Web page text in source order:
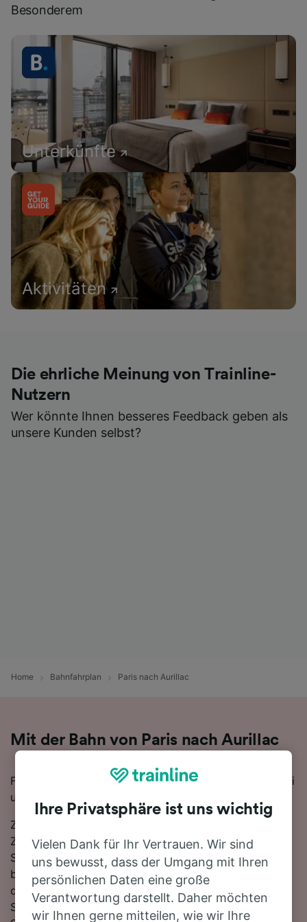
Besonderem
Unterkünfte
Aktivitäten
Die ehrliche Meinung von Trainline-
Nutzern
Wer könnte Ihnen besseres Feedback geben als
unsere Kunden selbst?
Home Bahnfahrplan Paris nach Aurillac
Mit der Bahn von Paris nach Aurillac
Für eine Zugfahrt von Paris nach Aurillac finden Sie bei
uns alles, was Sie brauchen.
Zwischen Paris und Aurillac verkehren ungefähr 12
Züge am Tag, die mit der schnellsten Verbindung 5
Stunden 58 Minuten für die Strecke von 437 km
benötigen. Für die Verbindung nach Aurillac stehen in
der Regel täglich direkte Züge zur Verfügung. Steigen
Sie in einen SNCF-Zug und Sie gelangen in nur 5
Ihre Privatsphäre ist uns wichtig
Vielen Dank für Ihr Vertrauen. Wir sind
uns bewusst, dass der Umgang mit Ihren
persönlichen Daten eine große
Verantwortung darstellt. Daher möchten
wir Ihnen gerne mitteilen, wie wir Ihre